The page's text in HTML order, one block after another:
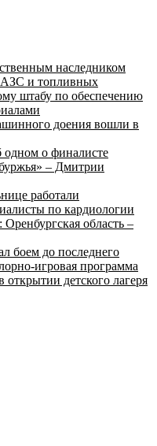
наследником
АЗС и топливных
штабу по обеспечению
доения вошли в
одном о финалисте
– Дмитрии
работали
по кардиологии
область –
боем до последнего
игровая программа
детского лагеря